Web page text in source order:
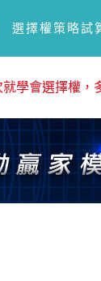
選擇權策略試
就學會選擇權，